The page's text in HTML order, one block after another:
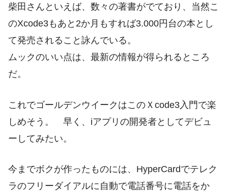
柴田さんといえば、数々の著書がでており、当然こ
のXcode3もあと2か月もすれば3.000円台の本とし
て発売されること詠んでいる。
ムックのいい点は、最新の情報が得られるところ
だ。
これでゴールデンウイークはこのＸcode3入門で楽
しめそう。 早く、iアプリの開発者としてデビュ
ーしてみたい。
今までボクが作ったものには、HyperCardでテレク
ラのフリーダイアルに自動で電話番号に電話をか